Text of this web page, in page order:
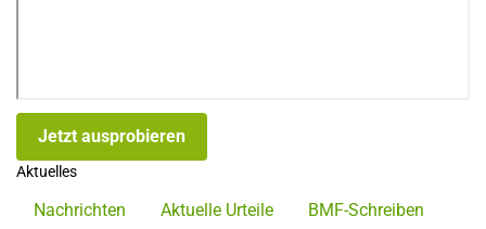
Jetzt ausprobieren
Aktuelles
Nachrichten Aktuelle Urteile BMF-Schreiben